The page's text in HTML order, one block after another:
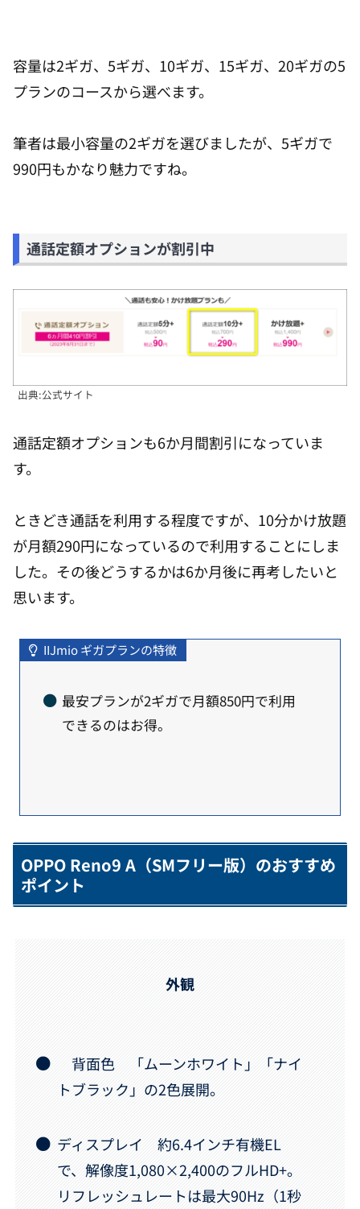
容量は2ギガ、5ギガ、10ギガ、15ギガ、20ギガの5
プランのコースから選べます。
筆者は最小容量の2ギガを選びましたが、5ギガで
990円もかなり魅力ですね。
通話定額オプションが割引中
出典:公式サイト
通話定額オプションも6か月間割引になっていま
す。
ときどき通話を利用する程度ですが、10分かけ放題
が月額290円になっているので利用することにしま
した。その後どうするかは6か月後に再考したいと
思います。
IIJmio ギガプランの特徴
最安プランが2ギガで月額850円で利用
できるのはお得。
OPPO Reno9 A（SMフリー版）のおすすめ
ポイント
外観
背面色 「ムーンホワイト」「ナイ
トブラック」の2色展開。
ディスプレイ 約6.4インチ有機EL
で、解像度1,080×2,400のフルHD+。
リフレッシュレートは最大90Hz（1秒